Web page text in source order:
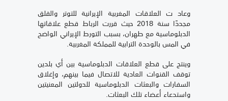
وعاد ت العلاقات المغربية الإيرانية للتوتر والقلق
مجددًا سنة 2018 حيث قررت الرباط قطع علاقاتها
الدبلوماسية مع طهران، بسبب التورط الإيراني الواضح
في المس بالوحدة الترابية للمملكة المغربية.
وينتج على قطع العلاقات الدبلوماسية بين أي بلدين
توقف القنوات العادية للاتصال فيما بينهم، وإغلاق
السفارات والبعثات الدبلوماسية للدولتين المعنيتين
واستدعاء أعضاء تلك البعثات.